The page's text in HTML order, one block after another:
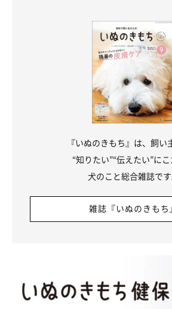
参考／「いぬのきもち」2018年2月号『何
りだったアレコレに答えます！トイレの
康編』（監修：東京動物医療センター副院
※写真はスマホアプリ「まいにちのいぬ・
※記事と写真に関連性はありませんので予
『いぬのきもち』は、飼い
“知りたい”“伝えたい”に
犬のこと総合雑誌です
雑誌『いぬのきもち